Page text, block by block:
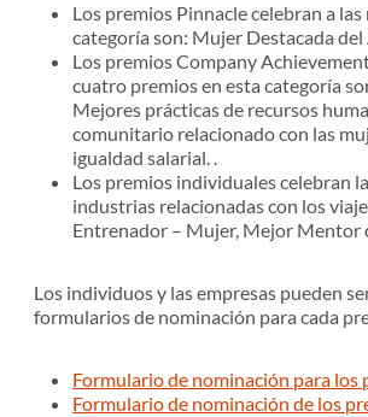
Los premios Pinnacle celebran a
categoría son: Mujer Destacada
Los premios Company
cuatro premios en esta categoría
Mejores prácticas de recursos
comunitario relacionado con las
igualdad salarial. .
Los premios individuales celebran
industrias relacionadas con los
Entrenador – Mujer, Mejor Mentor
Los individuos y las empresas pueden
formularios de nominación para cada
Formulario de nominación para
Formulario de nominación de los